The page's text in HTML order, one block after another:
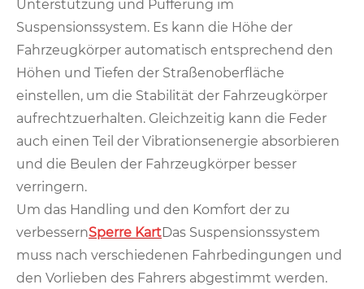
Unterstützung und Pufferung im
Suspensionssystem. Es kann die Höhe der
Fahrzeugkörper automatisch entsprechend den
Höhen und Tiefen der Straßenoberfläche
einstellen, um die Stabilität der Fahrzeugkörper
aufrechtzuerhalten. Gleichzeitig kann die Feder
auch einen Teil der Vibrationsenergie absorbieren
und die Beulen der Fahrzeugkörper besser
verringern.
Um das Handling und den Komfort der zu
verbessernSperre KartDas Suspensionssystem
muss nach verschiedenen Fahrbedingungen und
den Vorlieben des Fahrers abgestimmt werden.